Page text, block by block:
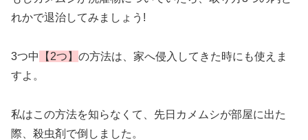
れかで退治してみましょう!
3つ中 【2つ】 の方法は、家へ侵入してきた時にも使えま
すよ。
私はこの方法を知らなくて、先日カメムシが部屋に出た
際、殺虫剤で倒しました。